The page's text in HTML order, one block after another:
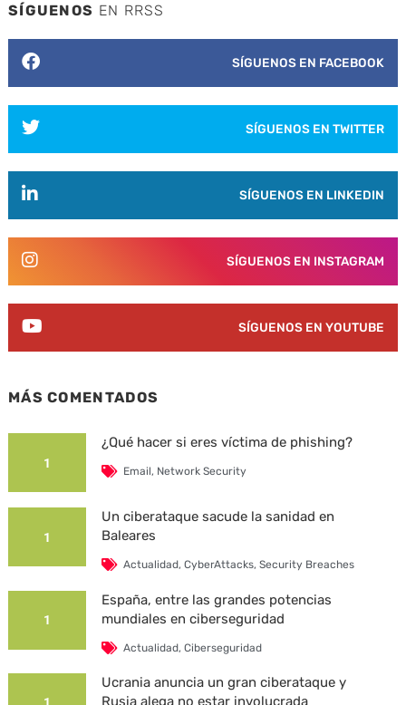
SÍGUENOS EN RRSS
SÍGUENOS EN FACEBOOK
SÍGUENOS EN TWITTER
SÍGUENOS EN LINKEDIN
SÍGUENOS EN INSTAGRAM
SÍGUENOS EN YOUTUBE
MÁS COMENTADOS
1
¿Qué hacer si eres víctima de phishing?
Email, Network Security
1
Un ciberataque sacude la sanidad en
Baleares
Actualidad,CyberAttacks,Security Breaches
1
España, entre las grandes potencias
mundiales en ciberseguridad
Actualidad,Ciberseguridad
Ucrania anuncia un gran ciberataque y
Rusia alega no estar involucrada